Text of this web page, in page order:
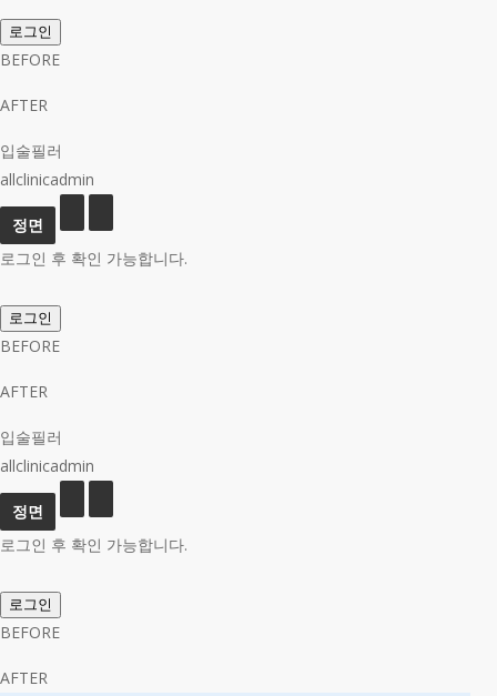
로그인
BEFORE
AFTER
입술필러
allclinicadmin
로그인 후 확인 가능합니다.
로그인
BEFORE
AFTER
입술필러
allclinicadmin
로그인 후 확인 가능합니다.
로그인
BEFORE
AFTER